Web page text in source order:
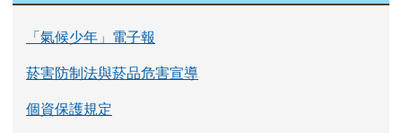
「氣候少年」電子報
菸害防制法與菸品危害宣導
個資保護規定